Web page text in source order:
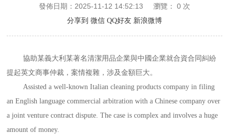
發佈日期：2025-11-12 14:52:13 瀏覽： 0 次
分享到 微信 QQ好友 新浪微博
協助某義大利某著名清潔用品企業與中國企業就合資合同糾紛
提起英文商事仲裁，案情複雜，涉及金額巨大。
Assisted a well-known Italian cleaning products company in filing
an English language commercial arbitration with a Chinese company over
a joint venture contract dispute. The case is complex and involves a huge
amount of money.